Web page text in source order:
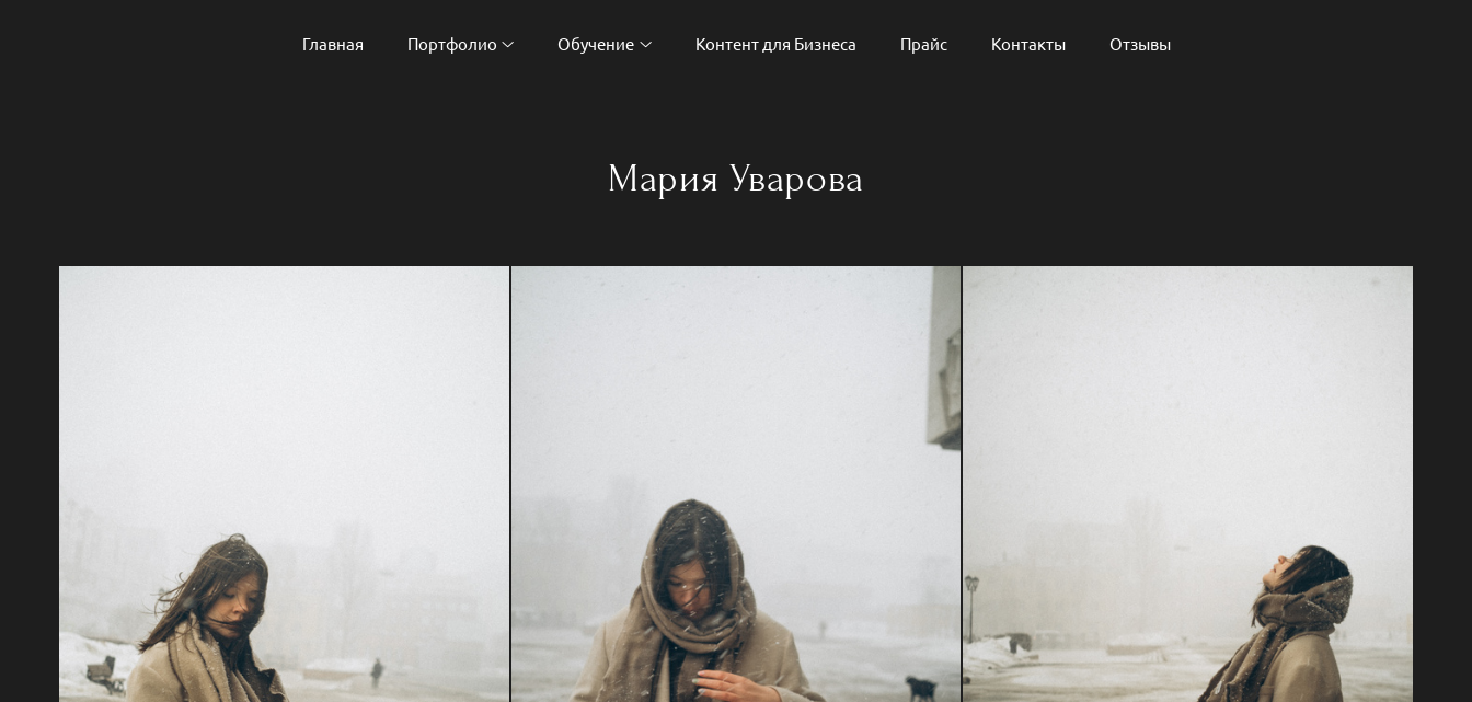
Главная Портфолио Обучение Контент для Бизнеса Прайс Контакты Отзывы
Мария Уварова